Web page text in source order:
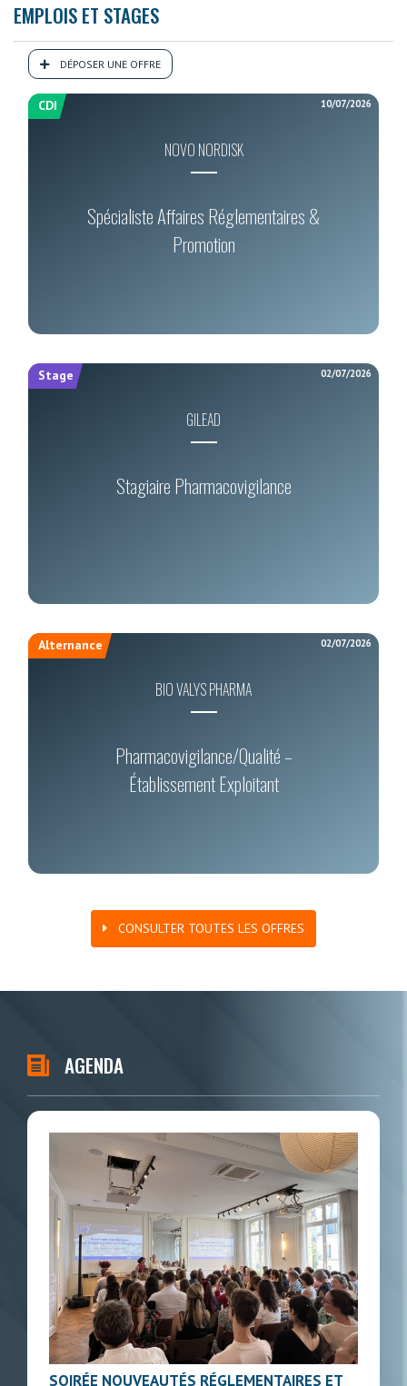
EMPLOIS ET STAGES
DÉPOSER UNE OFFRE
CDI 10/07/2026
NOVO NORDISK
Spécialiste Affaires Réglementaires &
Promotion
Stage 02/07/2026
GILEAD
Stagiaire Pharmacovigilance
Alternance 02/07/2026
BIO VALYS PHARMA
Pharmacovigilance/Qualité –
Établissement Exploitant
CONSULTER TOUTES LES OFFRES
AGENDA
SOIRÉE NOUVEAUTÉS RÉGLEMENTAIRES ET